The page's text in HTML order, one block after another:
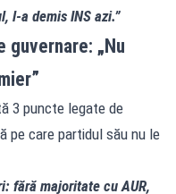
l-a demis INS azi.”
„Nu
3 puncte legate de
pe care partidul său nu le
fără majoritate cu AUR,